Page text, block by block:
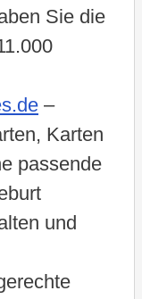
Sie die
–
Karten
passende
und